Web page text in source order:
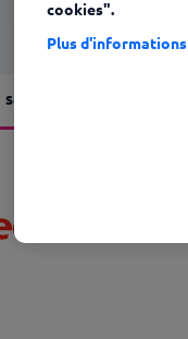
Se connecter
cookies".
Plus d'informations